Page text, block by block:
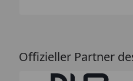
Offizieller Partner